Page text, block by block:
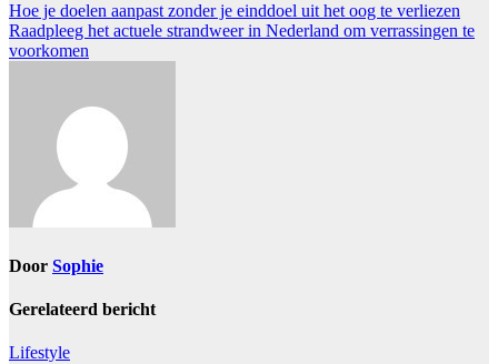
Hoe je doelen aanpast zonder je einddoel uit het oog te verliezen
Raadpleeg het actuele strandweer in Nederland om verrassingen te
voorkomen
Door Sophie
Gerelateerd bericht
Lifestyle